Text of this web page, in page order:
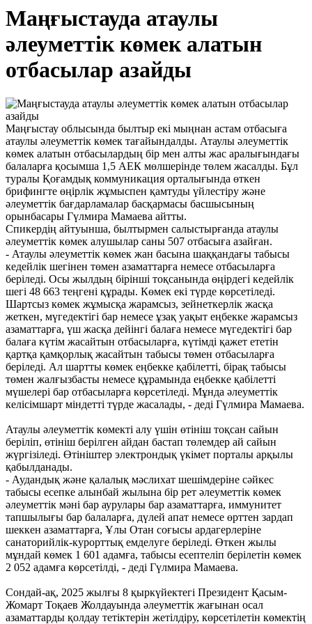
Маңғыстауда атаулы
әлеуметтік көмек алатын
отбасылар азайды
Маңғыстау облысында былтыр екі мыңнан астам отбасыға
атаулы әлеуметтік көмек тағайындалды. Атаулы әлеуметтік
көмек алатын отбасылардың бір мен алты жас аралығындағы
балаларға қосымша 1,5 АЕК мөлшерінде төлем жасалды. Бұл
туралы Қоғамдық коммуникация орталығында өткен
брифингте өңірлік жұмыспен қамтуды үйлестіру және
әлеуметтік бағдарламалар басқармасы басшысының
орынбасары Гүлмира Мамаева айтты.
Спикердің айтуынша, былтырмен салыстырғанда атаулы
әлеуметтік көмек алушылар саны 507 отбасыға азайған.
- Атаулы әлеуметтік көмек жан басына шаққандағы табысы
кедейлік шегінен төмен азаматтарға немесе отбасыларға
беріледі. Осы жылдың бірінші тоқсанында өңірдегі кедейлік
шегі 48 663 теңгені құрады. Көмек екі түрде көрсетіледі.
Шартсыз көмек жұмысқа жарамсыз, зейнеткерлік жасқа
жеткен, мүгедектігі бар немесе ұзақ уақыт еңбекке жарамсыз
азаматтарға, үш жасқа дейінгі балаға немесе мүгедектігі бар
балаға күтім жасайтын отбасыларға, күтімді қажет ететін
қартқа қамқорлық жасайтын табысы төмен отбасыларға
беріледі. Ал шартты көмек еңбекке қабілетті, бірақ табысы
төмен жалғызбасты немесе құрамында еңбекке қабілетті
мүшелері бар отбасыларға көрсетіледі. Мұнда әлеуметтік
келісімшарт міндетті түрде жасалады, - деді Гүлмира Мамаева.
Атаулы әлеуметтік көмекті алу үшін өтініш тоқсан сайын
беріліп, өтініш берілген айдан бастап төлемдер ай сайын
жүргізіледі. Өтініштер электрондық үкімет порталы арқылы
қабылданады.
- Аудандық және қалалық мәслихат шешімдеріне сәйкес
табысы есепке алынбай жылына бір рет әлеуметтік көмек
әлеуметтік мәні бар аурулары бар азаматтарға, иммунитет
тапшылығы бар балаларға, дүлей апат немесе өрттен зардап
шеккен азаматтарға, Ұлы Отан соғысы ардагерлеріне
санаторийлік-курорттық емделуге беріледі. Өткен жылы
мұндай көмек 1 601 адамға, табысы есептеліп берілетін көмек
2 052 адамға көрсетілді, - деді Гүлмира Мамаева.
Сондай-ақ, 2025 жылғы 8 қыркүйектегі Президент Қасым-
Жомарт Тоқаев Жолдауында әлеуметтік жағынан осал
азаматтарды қолдау тетіктерін жетілдіру, көрсетілетін көмектің